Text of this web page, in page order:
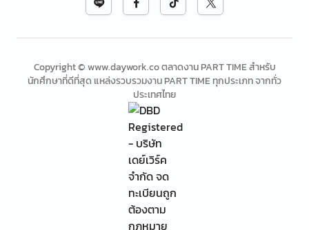
Copyright © www.daywork.co ตลาดงาน PART TIME สำหรับ
นักศึกษาที่ดีที่สุด แหล่งรวบรวมงาน PART TIME ทุกประเภท จากทั่ว
ประเทศไทย